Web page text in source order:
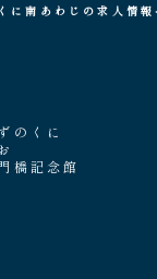
に南あわじの求人情報
のくに
橋記念館